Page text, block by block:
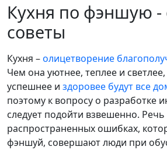
Кухня по фэншую
советы
Кухня –олицетворение
Чем она уютнее, теплее и
успешнее и здоровее будут все
поэтому к вопросу о разработке
следует подойти взвешенно.
распространенных ошибках,
фэншуй, совершают люди при